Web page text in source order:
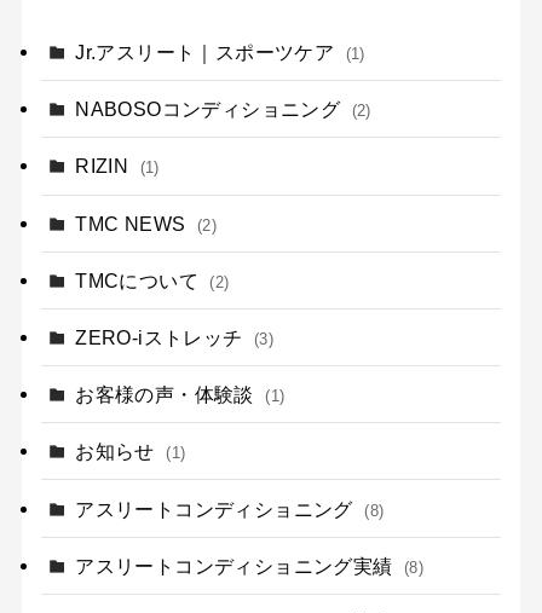
Jr.アスリート｜スポーツケア (1)
NABOSOコンディショニング (2)
RIZIN (1)
TMC NEWS (2)
TMCについて (2)
ZERO-iストレッチ (3)
お客様の声・体験談 (1)
お知らせ (1)
アスリートコンディショニング (8)
アスリートコンディショニング実績 (8)